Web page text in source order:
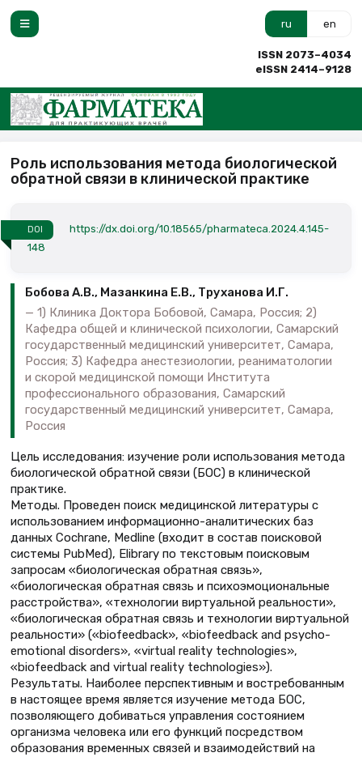
ru en
ISSN 2073–4034
eISSN 2414–9128
Роль использования метода биологической
обратной связи в клинической практике
DOI
https://dx.doi.org/10.18565/pharmateca.2024.4.145-
148
Бобова А.В., Мазанкина Е.В., Труханова И.Г.
1) Клиника Доктора Бобовой, Самара, Россия; 2)
Кафедра общей и клинической психологии, Самарский
государственный медицинский университет, Самара,
Россия; 3) Кафедра анестезиологии, реаниматологии
и скорой медицинской помощи Института
профессионального образования, Самарский
государственный медицинский университет, Самара,
Россия
Цель исследования: изучение роли использования метода
биологической обратной связи (БОС) в клинической
практике.
Методы. Проведен поиск медицинской литературы с
использованием информационно-аналитических баз
данных Cochrane, Medline (входит в состав поисковой
системы PubMed), Еlibrary по текстовым поисковым
запросам «биологическая обратная связь»,
«биологическая обратная связь и психоэмоциональные
расстройства», «технологии виртуальной реальности»,
«биологическая обратная связь и технологии виртуальной
реальности» («biofeedback», «biofeedback and psycho-
emotional disorders», «virtual reality technologies»,
«biofeedback and virtual reality technologies»).
Результаты. Наиболее перспективным и востребованным
в настоящее время является изучение метода БОС,
позволяющего добиваться управления состоянием
организма человека или его функций посредством
образования временных связей и взаимодействий на